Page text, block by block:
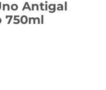
Antigal
750ml